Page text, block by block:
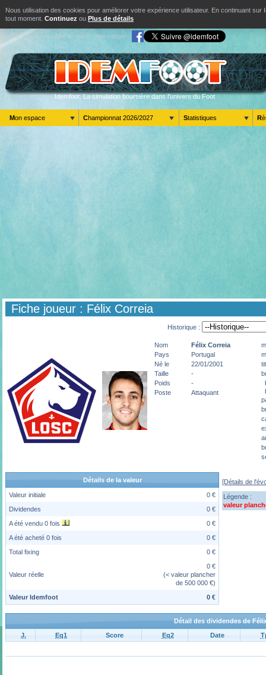
Nous utilisation des cookies pour améliorer votre expérience utilisateur. En continuant
tout moment. Continuez ou Plus de détails
Aller au contenu Aller au menu Mon compte
Idemfoot. La simulation boursière dans l'univers du Foot
Mon espace Championnat 2026/2027 Statistiques
Fiche joueur : Félix Correia
Historique :
Nom Félix Correia
Pays
Portugal
Né le
22/01/2001
Taille
-
Poids
-
Poste
Attaquant
Détails de la valeur
Valeur initiale
0 €
Dividendes
0 €
A été vendu 0 fois
0 €
A été acheté 0 fois
0 €
Total fixing
0 €
Valeur réelle
0 €
(< valeur plancher
de 500 000 €)
Valeur Idemfoot
0 €
[Détails de
Légende :
valeur
Détail des dividendes de
J.
Eq1 Score Eq2 Date